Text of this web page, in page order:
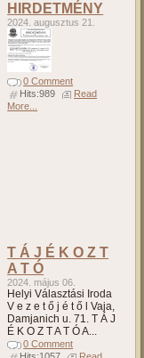
HIRDETMÉNY
2024. augusztus 21.
0 Comment
Hits:989
Read
More...
T Á J É K O Z T
A T Ó
2024. május 06.
Helyi Választási Iroda
V e z e t ő j é t ő l Vaja,
Damjanich u. 71. T Á J
É K O Z T A T Ó A...
0 Comment